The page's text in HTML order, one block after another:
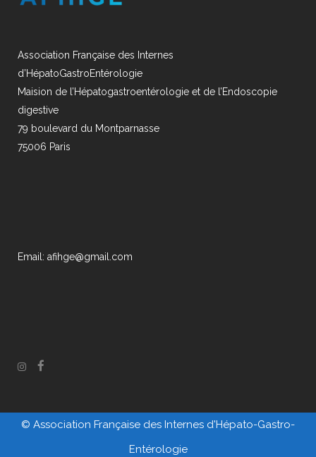
Association Française des Internes
d’HépatoGastroEntérologie
Maision de l’Hépatogastroentérologie et de l’Endoscopie
digestive
79 boulevard du Montparnasse
75006 Paris
Email: afihge@gmail.com
© Association Française des Internes d'Hépato-Gastro-
Entérologie